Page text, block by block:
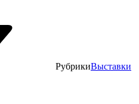
РубрикиВыставки